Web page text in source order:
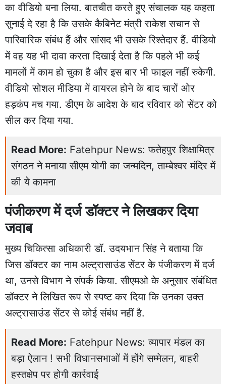
का वीडियो बना लिया. बातचीत करते हुए संचालक यह कहता
सुनाई दे रहा है कि उसके कैबिनेट मंत्री राकेश सचान से
पारिवारिक संबंध हैं और सांसद भी उसके रिश्तेदार हैं. वीडियो
में वह यह भी दावा करता दिखाई देता है कि पहले भी कई
मामलों में काम हो चुका है और इस बार भी फाइल नहीं रुकेगी.
वीडियो सोशल मीडिया में वायरल होने के बाद चारों ओर
हड़कंप मच गया. डीएम के आदेश के बाद रविवार को सेंटर को
सील कर दिया गया.
Read More: Fatehpur News: फतेहपुर शिक्षामित्र
संगठन ने मनाया सीएम योगी का जन्मदिन, ताम्बेश्वर मंदिर में
की ये कामना
पंजीकरण में दर्ज डॉक्टर ने लिखकर दिया
जवाब
मुख्य चिकित्सा अधिकारी डॉ. उदयभान सिंह ने बताया कि
जिस डॉक्टर का नाम अल्ट्रासाउंड सेंटर के पंजीकरण में दर्ज
था, उनसे विभाग ने संपर्क किया. सीएमओ के अनुसार संबंधित
डॉक्टर ने लिखित रूप से स्पष्ट कर दिया कि उनका उक्त
अल्ट्रासाउंड सेंटर से कोई संबंध नहीं है.
Read More: Fatehpur News: व्यापार मंडल का
बड़ा ऐलान ! सभी विधानसभाओं में होंगे सम्मेलन, बाहरी
हस्तक्षेप पर होगी कार्रवाई